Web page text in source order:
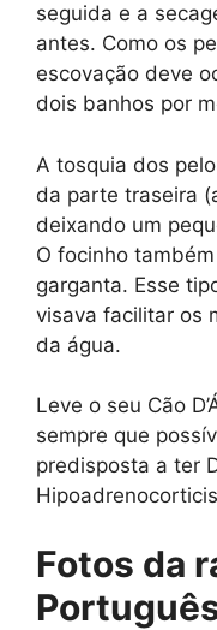
seguida e a
antes. Como os
escovação deve
dois banhos por
A tosquia dos
da parte traseira
deixando um
O focinho
garganta. Esse
visava facilitar os
da água.
Leve o seu Cão
sempre que
predisposta a ter
Fotos da